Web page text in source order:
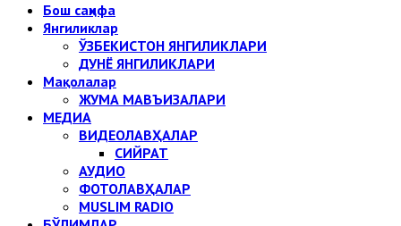
Бош саҳифа
Янгиликлар
ЎЗБЕКИСТОН ЯНГИЛИКЛАРИ
ДУНЁ ЯНГИЛИКЛАРИ
Мақолалар
ЖУМА МАВЪИЗАЛАРИ
МЕДИА
ВИДЕОЛАВҲАЛАР
СИЙРАТ
АУДИО
ФОТОЛАВҲАЛАР
MUSLIM RADIO